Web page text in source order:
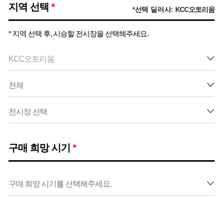
지역 선택 * *선택 딜러사: KCC오토리움
* 지역 선택 후, 시승할 전시장을 선택해주세요.
구매 희망 시기 *